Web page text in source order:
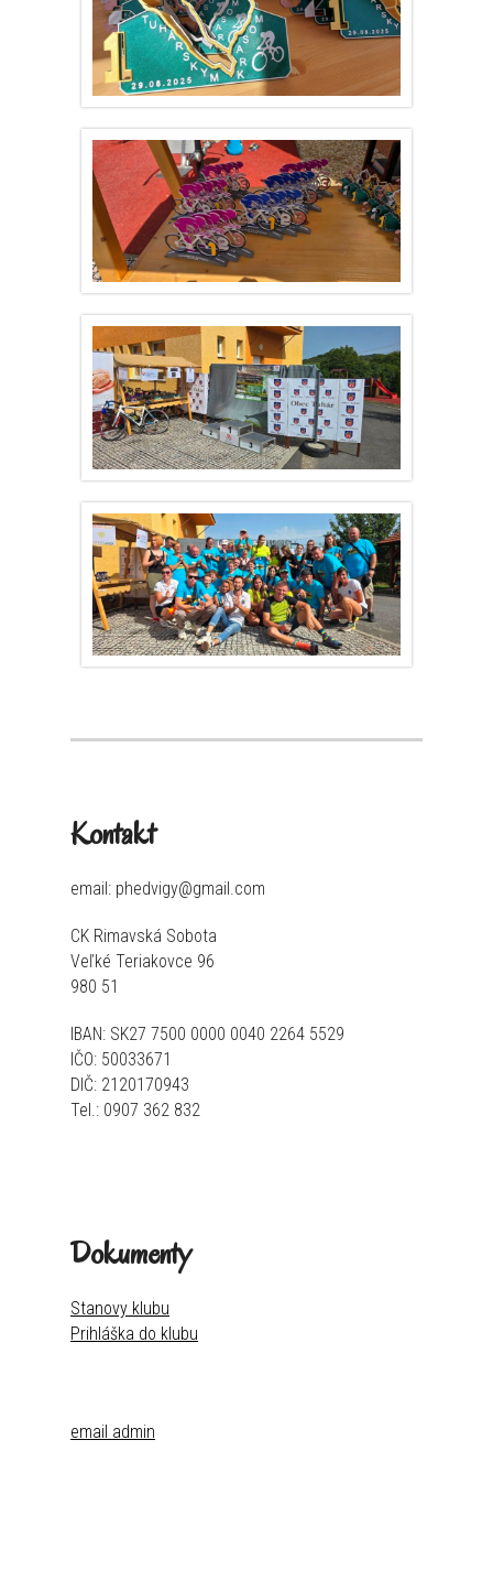
Kontakt
email: phedvigy@gmail.com
CK Rimavská Sobota
Veľké Teriakovce 96
980 51
IBAN: SK27 7500 0000 0040 2264 5529
IČO: 50033671
DIČ: 2120170943
Tel.: 0907 362 832
Dokumenty
Stanovy klubu
Prihláška do klubu
email admin